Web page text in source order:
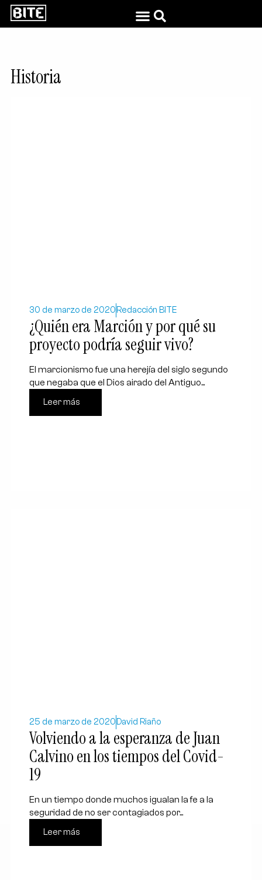
Historia
30 de marzo de 2020 Redacción BITE
¿Quién era Marción y por qué su
proyecto podría seguir vivo?
El marcionismo fue una herejía del siglo segundo
que negaba que el Dios airado del Antiguo...
Leer más
25 de marzo de 2020 David Riaño
Volviendo a la esperanza de Juan
Calvino en los tiempos del Covid-
19
En un tiempo donde muchos igualan la fe a la
seguridad de no ser contagiados por...
Leer más